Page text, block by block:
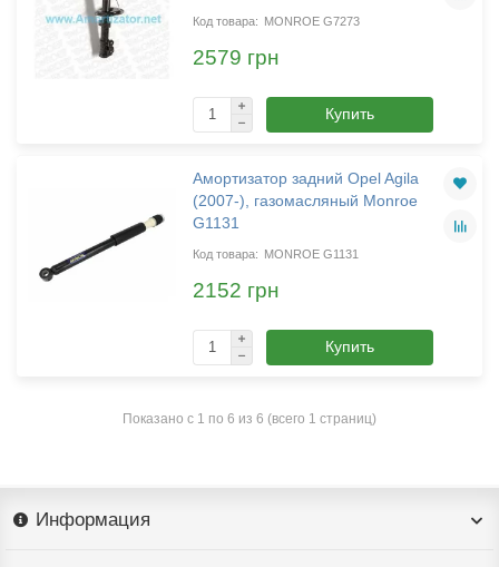
MONROE G7273
2579 грн
Купить
Амортизатор задний Opel Agila
(2007-), газомасляный Monroe
G1131
MONROE G1131
2152 грн
Купить
Показано с 1 по 6 из 6 (всего 1 страниц)
Информация